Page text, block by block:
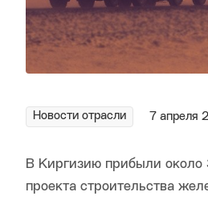
Новости отрасли 7 апреля
В Киргизию прибыли около
проекта строительства